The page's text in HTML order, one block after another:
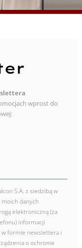
wprost do
S.A. z siedzibą w
moich danych
elektroniczną (za
informacji
w formie newslettera i
o ochronie